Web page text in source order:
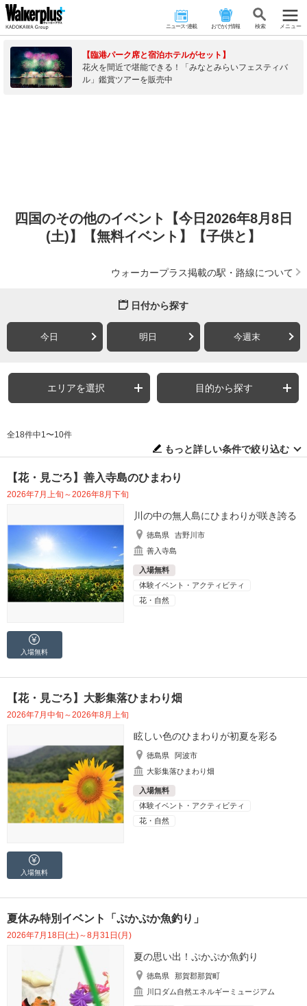
ニュース･連載 おでかけ情報 検 索 メニュー
【臨港パーク席と宿泊ホテルがセット】
花火を間近で堪能できる！「みなとみらいフェスティバ
ル」鑑賞ツアーを販売中
四国のその他のイベント【今日2026年8月8日
(土)】【無料イベント】【子供と】
ウォーカープラス掲載の駅・路線について
日付から探す
今日 明日 今週末
エリアを選択 目的から探す
全18件中1〜10件
もっと詳しい条件で絞り込む
【花・見ごろ】善入寺島のひまわり
2026年7月上旬～2026年8月下旬
川の中の無人島にひまわりが咲き誇る
徳島県
吉野川市
善入寺島
入場無料
体験イベント・アクティビティ
花・自然
入場無料
【花・見ごろ】大影集落ひまわり畑
2026年7月中旬～2026年8月上旬
眩しい色のひまわりが初夏を彩る
徳島県
阿波市
大影集落ひまわり畑
入場無料
体験イベント・アクティビティ
花・自然
入場無料
夏休み特別イベント「ぷかぷか魚釣り」
2026年7月18日(土)～8月31日(月)
夏の思い出！ぷかぷか魚釣り
徳島県
那賀郡那賀町
川口ダム自然エネルギーミュージアム